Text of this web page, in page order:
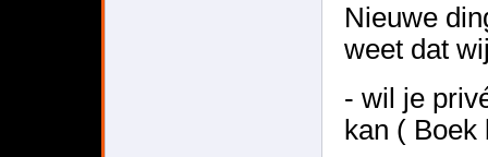
Nieuwe
weet dat
- wil je
kan ( Boek